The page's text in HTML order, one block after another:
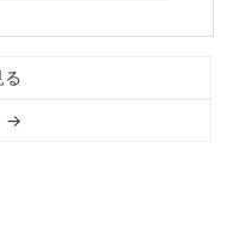
→